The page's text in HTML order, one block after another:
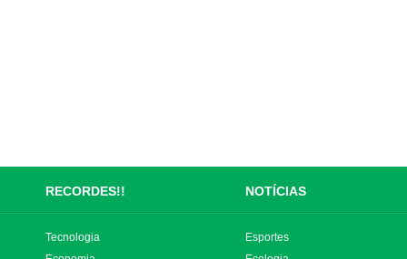
RECORDES!! NOTÍCIAS
Tecnologia
Esportes